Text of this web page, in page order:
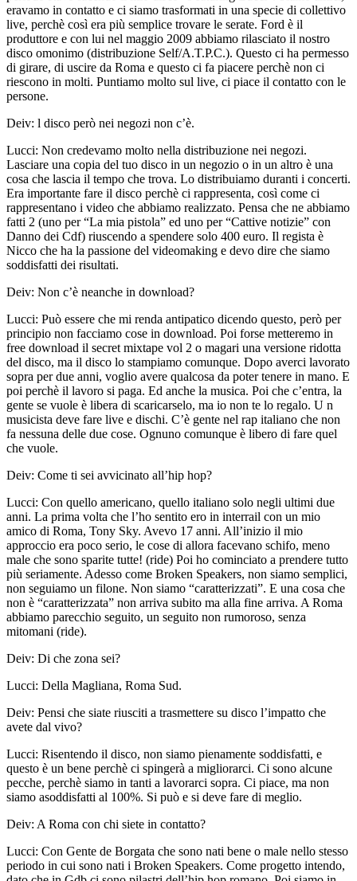
eravamo in contatto e ci siamo trasformati in una specie di collettivo
live, perchè così era più semplice trovare le serate. Ford è il
produttore e con lui nel maggio 2009 abbiamo rilasciato il nostro
disco omonimo (distribuzione Self/A.T.P.C.). Questo ci ha permesso
di girare, di uscire da Roma e questo ci fa piacere perchè non ci
riescono in molti. Puntiamo molto sul live, ci piace il contatto con le
persone.
Deiv: l disco però nei negozi non c’è.
Lucci: Non credevamo molto nella distribuzione nei negozi.
Lasciare una copia del tuo disco in un negozio o in un altro è una
cosa che lascia il tempo che trova. Lo distribuiamo duranti i concerti.
Era importante fare il disco perchè ci rappresenta, così come ci
rappresentano i video che abbiamo realizzato. Pensa che ne abbiamo
fatti 2 (uno per “La mia pistola” ed uno per “Cattive notizie” con
Danno dei Cdf) riuscendo a spendere solo 400 euro. Il regista è
Nicco che ha la passione del videomaking e devo dire che siamo
soddisfatti dei risultati.
Deiv: Non c’è neanche in download?
Lucci: Può essere che mi renda antipatico dicendo questo, però per
principio non facciamo cose in download. Poi forse metteremo in
free download il secret mixtape vol 2 o magari una versione ridotta
del disco, ma il disco lo stampiamo comunque. Dopo averci lavorato
sopra per due anni, voglio avere qualcosa da poter tenere in mano. E
poi perchè il lavoro si paga. Ed anche la musica. Poi che c’entra, la
gente se vuole è libera di scaricarselo, ma io non te lo regalo. U n
musicista deve fare live e dischi. C’è gente nel rap italiano che non
fa nessuna delle due cose. Ognuno comunque è libero di fare quel
che vuole.
Deiv: Come ti sei avvicinato all’hip hop?
Lucci: Con quello americano, quello italiano solo negli ultimi due
anni. La prima volta che l’ho sentito ero in interrail con un mio
amico di Roma, Tony Sky. Avevo 17 anni. All’inizio il mio
approccio era poco serio, le cose di allora facevano schifo, meno
male che sono sparite tutte! (ride) Poi ho cominciato a prendere tutto
più seriamente. Adesso come Broken Speakers, non siamo semplici,
non seguiamo un filone. Non siamo “caratterizzati”. E una cosa che
non è “caratterizzata” non arriva subito ma alla fine arriva. A Roma
abbiamo parecchio seguito, un seguito non rumoroso, senza
mitomani (ride).
Deiv: Di che zona sei?
Lucci: Della Magliana, Roma Sud.
Deiv: Pensi che siate riusciti a trasmettere su disco l’impatto che
avete dal vivo?
Lucci: Risentendo il disco, non siamo pienamente soddisfatti, e
questo è un bene perchè ci spingerà a migliorarci. Ci sono alcune
pecche, perchè siamo in tanti a lavorarci sopra. Ci piace, ma non
siamo asoddisfatti al 100%. Si può e si deve fare di meglio.
Deiv: A Roma con chi siete in contatto?
Lucci: Con Gente de Borgata che sono nati bene o male nello stesso
periodo in cui sono nati i Broken Speakers. Come progetto intendo,